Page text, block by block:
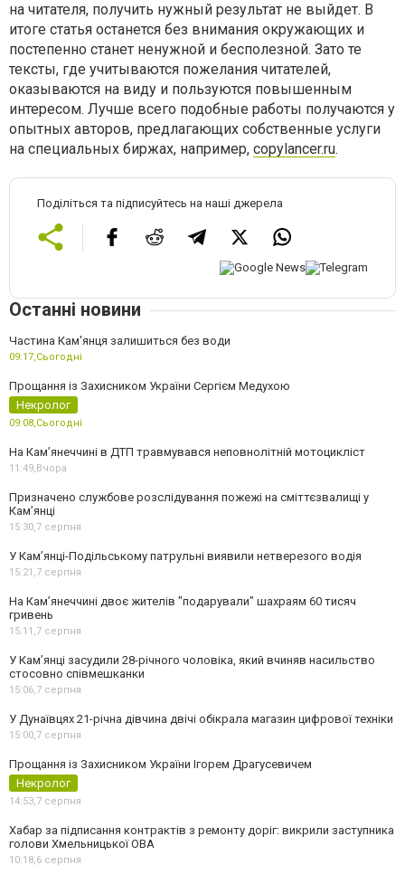
на читателя, получить нужный результат не выйдет. В
итоге статья останется без внимания окружающих и
постепенно станет ненужной и бесполезной. Зато те
тексты, где учитываются пожелания читателей,
оказываются на виду и пользуются повышенным
интересом. Лучше всего подобные работы получаются у
опытных авторов, предлагающих собственные услуги
на специальных биржах, например, copylancer.ru.
Поділіться та підписуйтесь на наші джерела
Останні новини
Частина Кам'янця залишиться без води
09:17,Сьогодні
Прощання із Захисником України Сергієм Медухою
Некролог
09:08,Сьогодні
На Кам’янеччині в ДТП травмувався неповнолітній мотоцикліст
11:49,Вчора
Призначено службове розслідування пожежі на сміттєзвалищі у
Кам’янці
15:30,7 серпня
У Кам’янці-Подільському патрульні виявили нетверезого водія
15:21,7 серпня
На Камʼянеччині двоє жителів "подарували" шахраям 60 тисяч
гривень
15:11,7 серпня
У Камʼянці засудили 28-річного чоловіка, який вчиняв насильство
стосовно співмешканки
15:06,7 серпня
У Дунаївцях 21-річна дівчина двічі обікрала магазин цифрової техніки
15:00,7 серпня
Прощання із Захисником України Ігорем Драгусевичем
Некролог
14:53,7 серпня
Хабар за підписання контрактів з ремонту доріг: викрили заступника
голови Хмельницької ОВА
10:18,6 серпня